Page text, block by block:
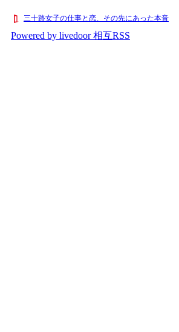
三十路女子の仕事と恋、その先にあった本音
Powered by livedoor 相互RSS